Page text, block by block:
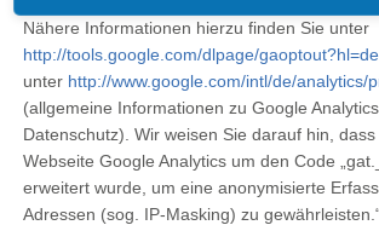
Nähere Informationen hierzu finden Sie unter
http://tools.google.com/dlpage/gaoptout?hl=de
unter http://www.google.com/intl/de/analytics/
(allgemeine Informationen zu Google
Datenschutz). Wir weisen Sie darauf hin,
Webseite Google Analytics um den Code
erweitert wurde, um eine anonymisierte
Adressen (sog. IP-Masking) zu gewährleisten.“